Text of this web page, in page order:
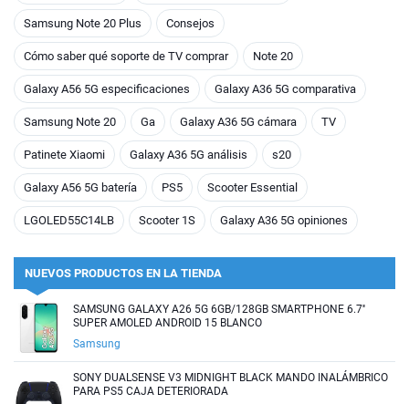
Samsung Note 20 Plus Consejos
Cómo saber qué soporte de TV comprar Note 20
Galaxy A56 5G especificaciones Galaxy A36 5G comparativa
Samsung Note 20 Ga Galaxy A36 5G cámara TV
Patinete Xiaomi Galaxy A36 5G análisis s20
Galaxy A56 5G batería PS5 Scooter Essential
LGOLED55C14LB Scooter 1S Galaxy A36 5G opiniones
NUEVOS PRODUCTOS EN LA TIENDA
SAMSUNG GALAXY A26 5G 6GB/128GB SMARTPHONE 6.7''
SUPER AMOLED ANDROID 15 BLANCO
Samsung
SONY DUALSENSE V3 MIDNIGHT BLACK MANDO INALÁMBRICO
PARA PS5 CAJA DETERIORADA